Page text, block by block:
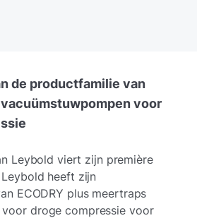
de productfamilie van
vacuümstuwpompen voor
Leybold viert zijn première
heeft zijn
ECODRY plus meertraps
droge compressie voor